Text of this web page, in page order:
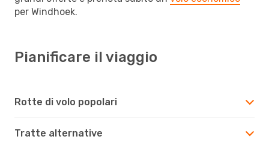
per Windhoek.
Pianificare il viaggio
Rotte di volo popolari
Tratte alternative